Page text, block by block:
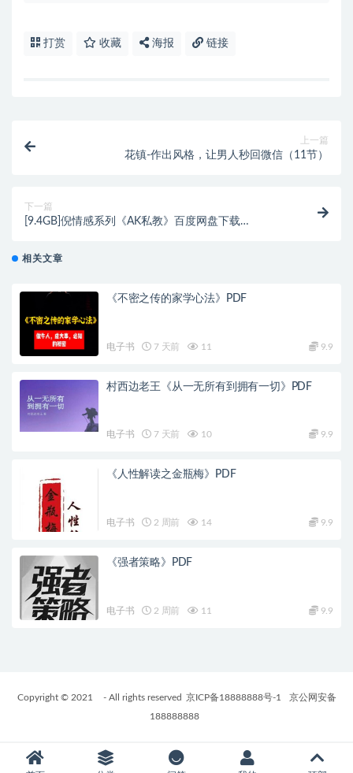
打赏 收藏 海报 链接
上一篇
花镇-作出风格，让男人秒回微信（11节）
下一篇
[9.4GB]倪情感系列《AK私教》百度网盘下载
相关文章
《不密之传的家学心法》PDF
电子书 7 天前 11 9.9
村西边老王《从一无所有到拥有一切》PDF
电子书 7 天前 10 9.9
《人性解读之金瓶梅》PDF
电子书 2 周前 14 9.9
《强者策略》PDF
电子书 2 周前 11 9.9
Copyright © 2021 - All rights reserved 京ICP备18888888号-1
京公网安备
188888888